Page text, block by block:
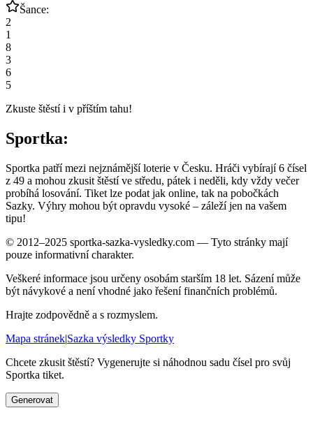
Šance:
2
1
8
3
6
5
Zkuste štěstí i v příštím tahu!
Sportka:
Sportka patří mezi nejznámější loterie v Česku. Hráči vybírají 6 čísel
z 49 a mohou zkusit štěstí ve středu, pátek i neděli, kdy vždy večer
probíhá losování. Tiket lze podat jak online, tak na pobočkách
Sazky. Výhry mohou být opravdu vysoké – záleží jen na vašem
tipu!
© 2012–2025 sportka-sazka-vysledky.com — Tyto stránky mají
pouze informativní charakter.
Veškeré informace jsou určeny osobám starším 18 let. Sázení může
být návykové a není vhodné jako řešení finančních problémů.
Hrajte zodpovědně a s rozmyslem.
Mapa stránek|Sazka výsledky Sportky
Chcete zkusit štěstí? Vygenerujte si náhodnou sadu čísel pro svůj
Sportka tiket.
Generovat